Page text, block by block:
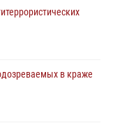
в краже